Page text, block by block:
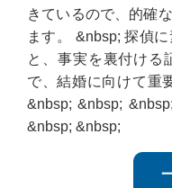
きているので、的確
ます。 &nbsp; 探偵
と、事実を裏付ける
で、結婚に向けて重
&nbsp; &nbsp;
&nbsp; &nbsp;